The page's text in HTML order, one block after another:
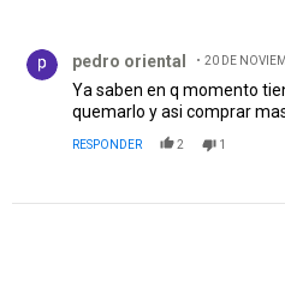
pedro oriental 20 DE
Ya saben en q momento
quemarlo y asi comprar
RESPONDER 2 1